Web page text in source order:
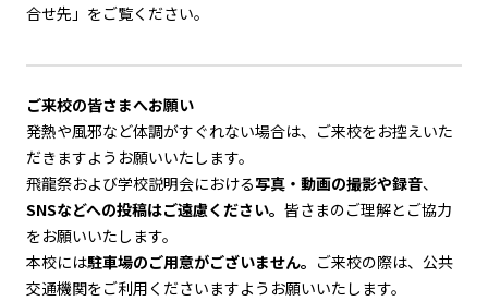
合せ先」をご覧ください。
ご来校の皆さまへお願い
発熱や風邪など体調がすぐれない場合は、ご来校をお控えいた
だきますようお願いいたします。
飛龍祭および学校説明会における写真・動画の撮影や録音、
SNSなどへの投稿はご遠慮ください。 皆さまのご理解とご協力
をお願いいたします。
本校には駐車場のご用意がございません。 ご来校の際は、公共
交通機関をご利用くださいますようお願いいたします。